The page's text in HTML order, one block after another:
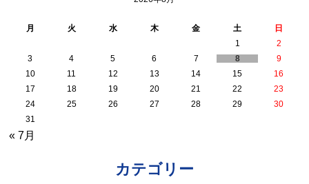
月 火 水 木 金 土
日
1
2
3
4 5 6 7 8
9
10
11 12 13 14 15
16
17
18 19 20 21 22
23
24
25 26 27 28 29
30
31
« 7月
カテゴリー